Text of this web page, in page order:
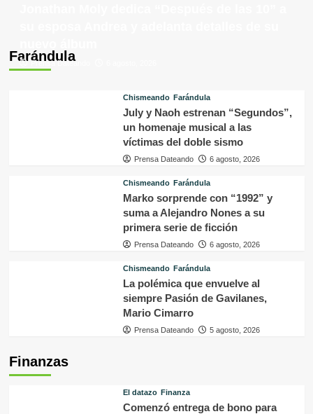
Farándula
Prensa Dateando
Chismeando Farándula
July y Naoh estrenan “Segundos”,
un homenaje musical a las
víctimas del doble sismo
Prensa Dateando 6 agosto, 2026
Chismeando Farándula
Marko sorprende con “1992” y
suma a Alejandro Nones a su
primera serie de ficción
Prensa Dateando 6 agosto, 2026
Chismeando Farándula
La polémica que envuelve al
siempre Pasión de Gavilanes,
Mario Cimarro
Prensa Dateando 5 agosto, 2026
Finanzas
El datazo Finanza
Comenzó entrega de bono para